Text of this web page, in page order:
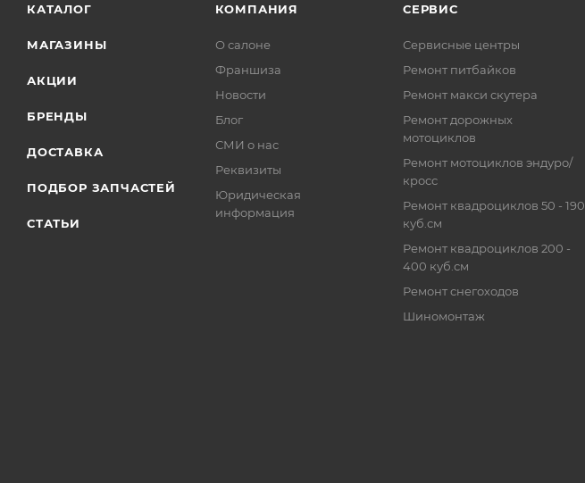
КАТАЛОГ
МАГАЗИНЫ
АКЦИИ
БРЕНДЫ
ДОСТАВКА
ПОДБОР ЗАПЧАСТЕЙ
СТАТЬИ
КОМПАНИЯ
О салоне
Франшиза
Новости
Блог
СМИ о нас
Реквизиты
Юридическая
информация
СЕРВИС
Сервисные центры
Ремонт питбайков
Ремонт макси скутера
Ремонт дорожных
мотоциклов
Ремонт мотоциклов эндуро/
кросс
Ремонт квадроциклов 50 - 190
куб.см
Ремонт квадроциклов 200 -
400 куб.см
Ремонт снегоходов
Шиномонтаж